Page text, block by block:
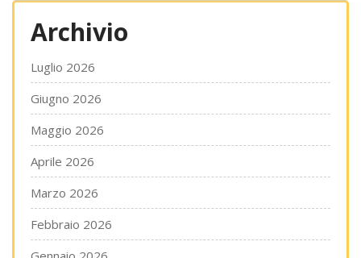
Archivio
Luglio 2026
Giugno 2026
Maggio 2026
Aprile 2026
Marzo 2026
Febbraio 2026